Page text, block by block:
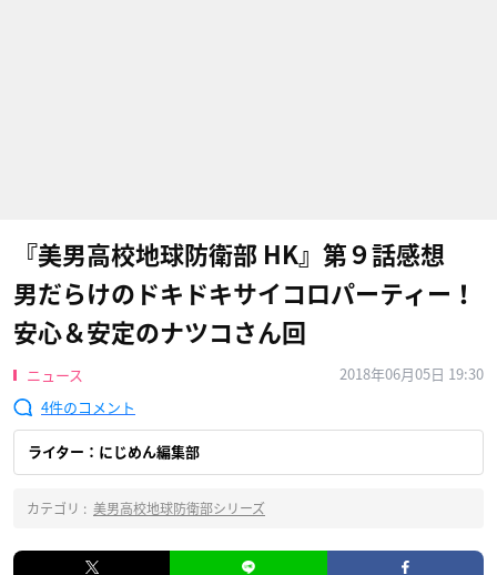
『美男高校地球防衛部 HK』第９話感想
男だらけのドキドキサイコロパーティー！
安心＆安定のナツコさん回
ニュース
2018年06月05日 19:30
4
ライター：にじめん編集部
カテゴリ : 美男高校地球防衛部シリーズ